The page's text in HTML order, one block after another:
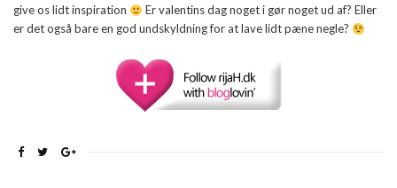
give os lidt inspiration
Er valentins dag noget i gør noget ud af? Eller
er det også bare en god undskyldning for at lave lidt pæne negle?